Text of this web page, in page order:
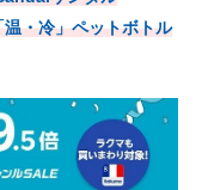
・冷」ペットボトル